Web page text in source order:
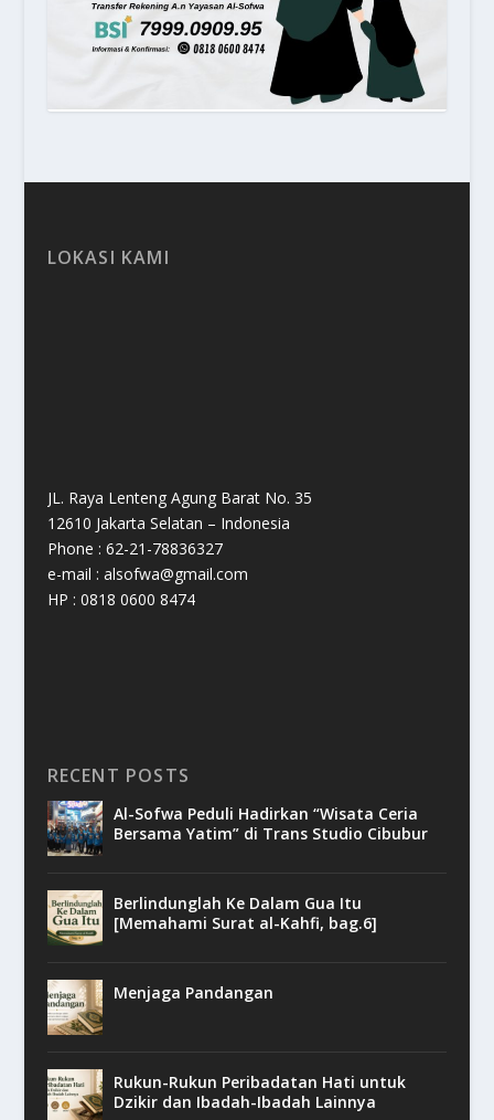
LOKASI KAMI
JL. Raya Lenteng Agung Barat No. 35
12610 Jakarta Selatan – Indonesia
Phone : 62-21-78836327
e-mail : alsofwa@gmail.com
HP : 0818 0600 8474
RECENT POSTS
Al-Sofwa Peduli Hadirkan “Wisata Ceria
Bersama Yatim” di Trans Studio Cibubur
Berlindunglah Ke Dalam Gua Itu
[Memahami Surat al-Kahfi, bag.6]
Menjaga Pandangan
Rukun-Rukun Peribadatan Hati untuk
Dzikir dan Ibadah-Ibadah Lainnya